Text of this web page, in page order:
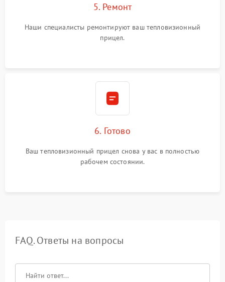
5. Ремонт
Наши специалисты ремонтируют ваш тепловизионный
прицел.
6. Готово
Ваш тепловизионный прицел снова у вас в полностью
рабочем состоянии.
FAQ. Ответы на вопросы